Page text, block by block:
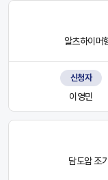
알츠하이머
신청자
이영민
담도암 조